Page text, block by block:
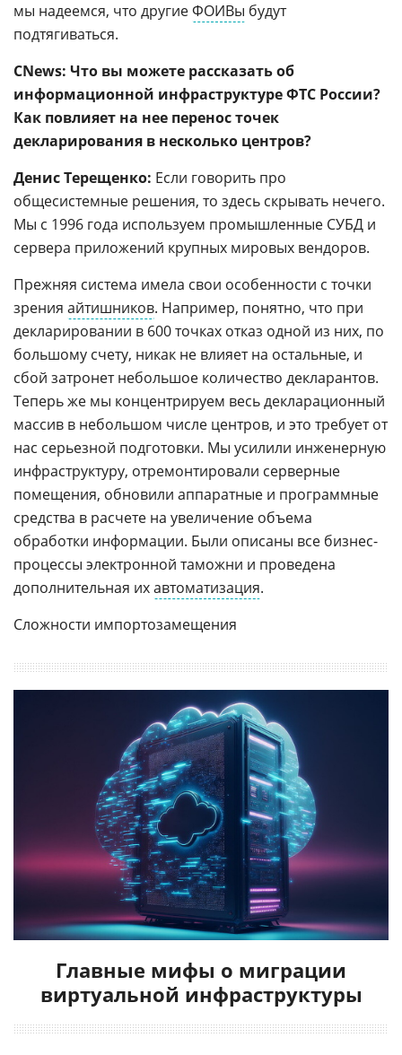
мы надеемся, что другиеФОИВы будут
подтягиваться.
CNews: Что вы можете рассказать об
информационной инфраструктуре ФТС России?
Как повлияет на нее перенос точек
декларирования в несколько центров?
Денис Терещенко: Если говорить про
общесистемные решения, то здесь скрывать нечего.
Мы с 1996 года используем промышленные СУБД и
сервера приложений крупных мировых вендоров.
Прежняя система имела свои особенности с точки
зрения айтишников. Например, понятно, что при
декларировании в 600 точках отказ одной из них, по
большому счету, никак не влияет на остальные, и
сбой затронет небольшое количество декларантов.
Теперь же мы концентрируем весь декларационный
массив в небольшом числе центров, и это требует от
нас серьезной подготовки. Мы усилили инженерную
инфраструктуру, отремонтировали серверные
помещения, обновили аппаратные и программные
средства в расчете на увеличение объема
обработки информации. Были описаны все бизнес-
процессы электронной таможни и проведена
дополнительная ихавтоматизация.
Сложности импортозамещения
Главные мифы о миграции
виртуальной инфраструктуры